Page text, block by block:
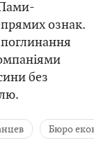
ознак.
без
Бюро